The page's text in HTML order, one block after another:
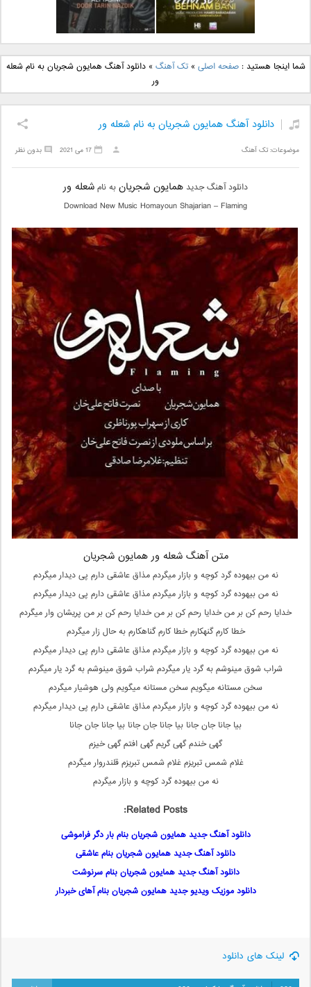
دانلود آهنگ جدید بهنام
بانی بنام قرص قمر 2
دانلود آهنگ جدید علی
یاسینی بنام دورترین نزدیک
شما اینجا هستید :صفحه اصلی »تک آهنگ »دانلود آهنگ همایون شجریان به نام شعله
ور
دانلود آهنگ همایون شجریان به نام شعله ور
موضوعات:تک آهنگ بدون نظر 17 می 2021
دانلود آهنگ جدید همایون شجریانبه نامشعله ور
Download New Music Homayoun Shajarian – Flaming
متن آهنگ شعله ور همایون شجریان
نه من بیهوده گرد کوچه و بازار میگردم مذاق عاشقی دارم پی دیدار میگردم
نه من بیهوده گرد کوچه و بازار میگردم مذاق عاشقی دارم پی دیدار میگردم
خدایا رحم کن بر من خدایا رحم کن بر من خدایا رحم کن بر من پریشان وار میگردم
خطا کارم گنهکارم خطا کارم گناهکارم به حال زار میگردم
نه من بیهوده گرد کوچه و بازار میگردم مذاق عاشقی دارم پی دیدار میگردم
شراب شوق مینوشم به گرد یار میگردم شراب شوق مینوشم به گرد یار میگردم
سخن مستانه میگویم سخن مستانه میگویم ولی هوشیار میگردم
نه من بیهوده گرد کوچه و بازار میگردم مذاق عاشقی دارم پی دیدار میگردم
بیا جانا جان جانا بیا جانا جان جانا بیا جانا جان جانا
گهی خندم گهی گریم گهی افتم گهی خیزم
غلام شمس تبریزم غلام شمس تبریزم قلندروار میگردم
نه من بیهوده گرد کوچه و بازار میگردم
Related Posts:
دانلود آهنگ جدید همایون شجریان بنام بار دگر فراموشی
دانلود آهنگ جدید همایون شجریان بنام عاشقی
دانلود آهنگ جدید همایون شجریان بنام سرنوشت
دانلود موزیک ویدیو جدید همایون شجریان بنام آهای خبردار
لینک های دانلود